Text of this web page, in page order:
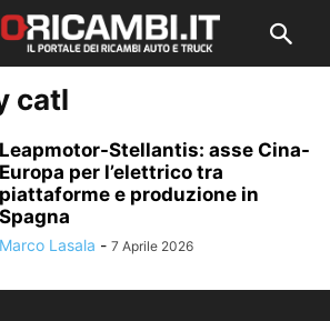
catl
Leapmotor-Stellantis: asse Cina-
Europa per l’elettrico tra
piattaforme e produzione in
Spagna
Marco Lasala - 7 Aprile 2026